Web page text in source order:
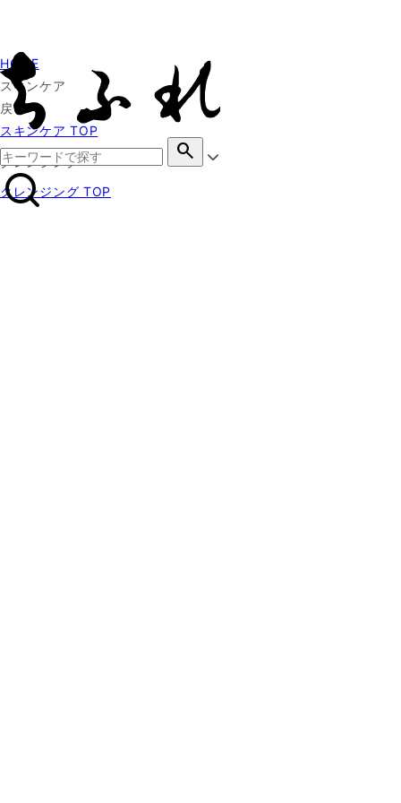
search
HOME
スキンケア
戻る
スキンケア TOP
クレンジング
クレンジング TOP